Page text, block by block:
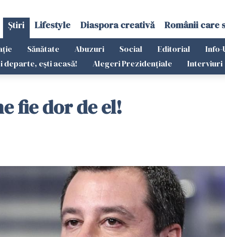
Știri Lifestyle Diaspora creativă Românii care
Sănătate Abuzuri Social Editorial Info-
departe, ești acasă! Alegeri Prezidențiale Interviuri
fie dor de el!